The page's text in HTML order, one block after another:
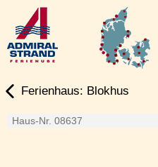
Ferienhaus: Blokhus
Haus-Nr. 08637